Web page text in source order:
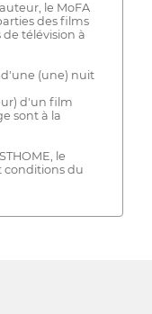
le MoFA
des films
de télévision à
d'une (une) nuit
d'un film
sont à la
le
conditions du